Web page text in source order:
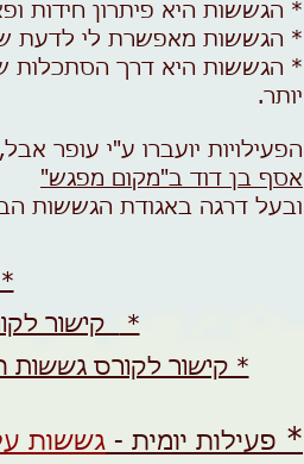
* הגששות היא פיתרון חידות
* הגששות מאפשרת לי לדעת
* הגששות היא דרך הסתכלות
יותר.
הפעילויות יועברו ע"י עופר
אסף בן דוד ב"מקום מפגש"
ובעל דרגה באגודת הגששות
*
*
קישור
* קישור לקורס גששות
* פעילות יומית - גששות